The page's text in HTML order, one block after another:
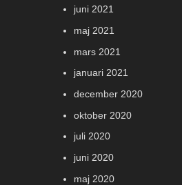
juni 2021
maj 2021
mars 2021
januari 2021
december 2020
oktober 2020
juli 2020
juni 2020
maj 2020